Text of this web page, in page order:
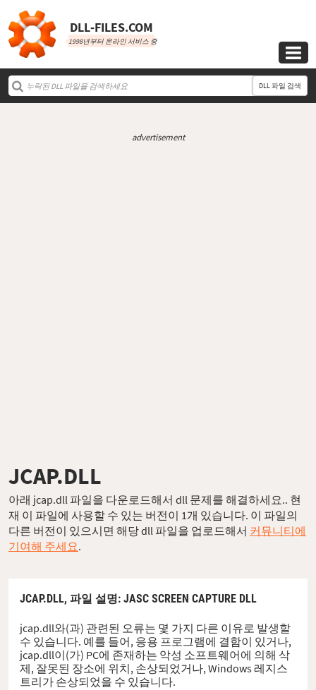
DLL‑FILES.COM
1998년부터 온라인 서비스 중

DLL 파일 검색
advertisement
JCAP.DLL
아래 jcap.dll 파일을 다운로드해서 dll 문제를 해결하세요.. 현
재 이 파일에 사용할 수 있는 버전이 1개 있습니다. 이 파일의
다른 버전이 있으시면 해당 dll 파일을 업로드해서 커뮤니티에
기여해 주세요.
JCAP.DLL, 파일 설명: JASC SCREEN CAPTURE DLL
jcap.dll와(과) 관련된 오류는 몇 가지 다른 이유로 발생할
수 있습니다. 예를 들어, 응용 프로그램에 결함이 있거나,
jcap.dll이(가) PC에 존재하는 악성 소프트웨어에 의해 삭
제, 잘못된 장소에 위치, 손상되었거나, Windows 레지스
트리가 손상되었을 수 있습니다.